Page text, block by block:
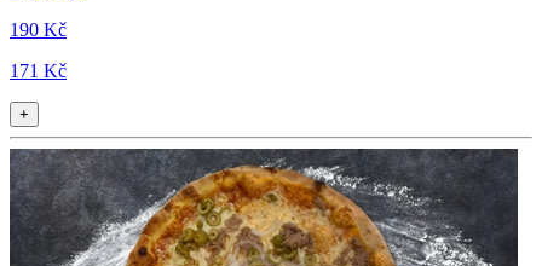
190 Kč
171 Kč
+